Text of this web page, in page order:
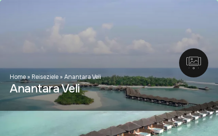
Home » Reiseziele »Anantara Veli
Anantara Veli